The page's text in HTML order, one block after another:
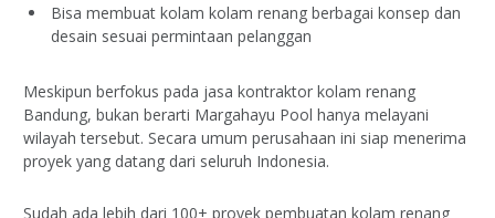
Bisa membuat kolam kolam renang berbagai konsep dan
desain sesuai permintaan pelanggan
Meskipun berfokus pada jasa kontraktor kolam renang
Bandung, bukan berarti Margahayu Pool hanya melayani
wilayah tersebut. Secara umum perusahaan ini siap menerima
proyek yang datang dari seluruh Indonesia.
Sudah ada lebih dari 100+ proyek pembuatan kolam renang